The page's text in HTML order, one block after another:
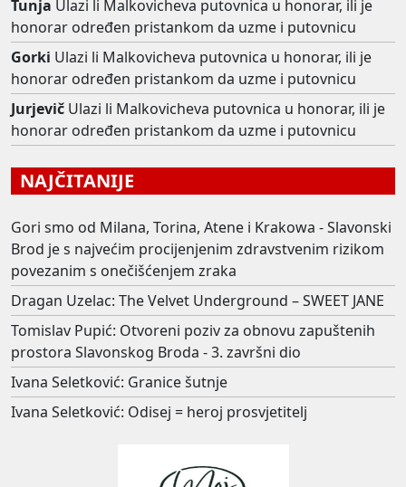
Tunja Ulazi li Malkovicheva putovnica u honorar, ili je
honorar određen pristankom da uzme i putovnicu
Gorki Ulazi li Malkovicheva putovnica u honorar, ili je
honorar određen pristankom da uzme i putovnicu
Jurjevič Ulazi li Malkovicheva putovnica u honorar, ili je
honorar određen pristankom da uzme i putovnicu
NAJČITANIJE
Gori smo od Milana, Torina, Atene i Krakowa - Slavonski
Brod je s najvećim procijenjenim zdravstvenim rizikom
povezanim s onečišćenjem zraka
Dragan Uzelac: The Velvet Underground – SWEET JANE
Tomislav Pupić: Otvoreni poziv za obnovu zapuštenih
prostora Slavonskog Broda - 3. završni dio
Ivana Seletković: Granice šutnje
Ivana Seletković: Odisej = heroj prosvjetitelj